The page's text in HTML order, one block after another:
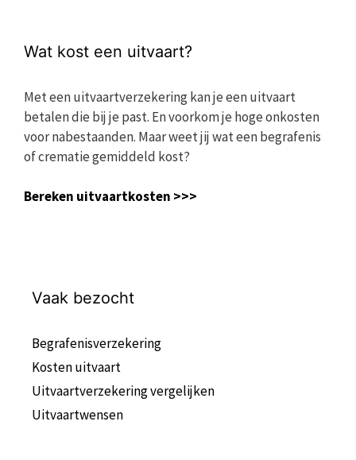
Wat kost een uitvaart?
Met een uitvaartverzekering kan je een uitvaart
betalen die bij je past. En voorkom je hoge onkosten
voor nabestaanden. Maar weet jij wat een begrafenis
of crematie gemiddeld kost?
Bereken uitvaartkosten >>>
Vaak bezocht
Begrafenisverzekering
Kosten uitvaart
Uitvaartverzekering vergelijken
Uitvaartwensen